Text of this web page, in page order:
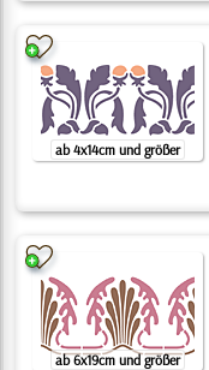
ab 4x14cm und größer
ab 6x19cm und größer